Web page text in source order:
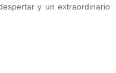
y un extraordinario